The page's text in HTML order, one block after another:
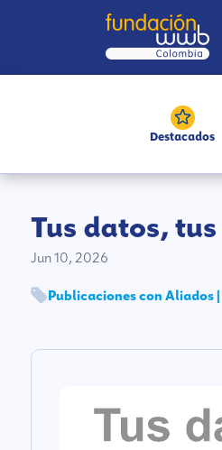
Destacados
Tus datos,
Jun 10, 2026
Publicaciones con Aliados |